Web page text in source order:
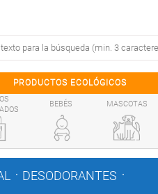
PRODUCTOS ECOLÓGICOS
BEBÉS MASCOTAS
. DESODORANTES .